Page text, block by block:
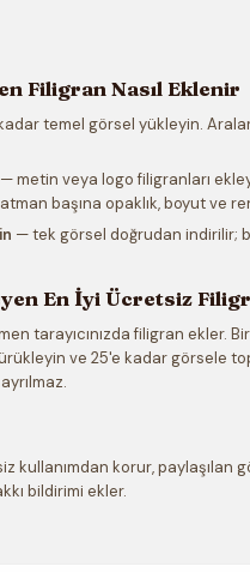
Filigran Nasıl Eklenir
temel görsel yükleyin.
— metin veya logo filigranları
başına opaklık, boyut ve
— tek görsel doğrudan indirilir;
En İyi Ücretsiz
tarayıcınızda filigran ekler.
ve 25'e kadar görsele
kullanımdan korur,
bildirimi ekler.